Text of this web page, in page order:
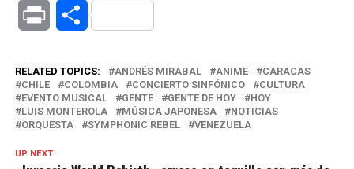
Print Compartir
RELATED TOPICS: ANDRÉS MIRABAL ANIME
CARACAS
CHILE
COLOMBIA CONCIERTO SINFÓNICO
CULTURA
EVENTO MUSICAL
GENTE GENTE DE HOY
HOY
LUIS MONTEROLA
MÚSICA JAPONESA
NOTICIAS
ORQUESTA
SYMPHONIC REBEL VENEZUELA
UP NEXT